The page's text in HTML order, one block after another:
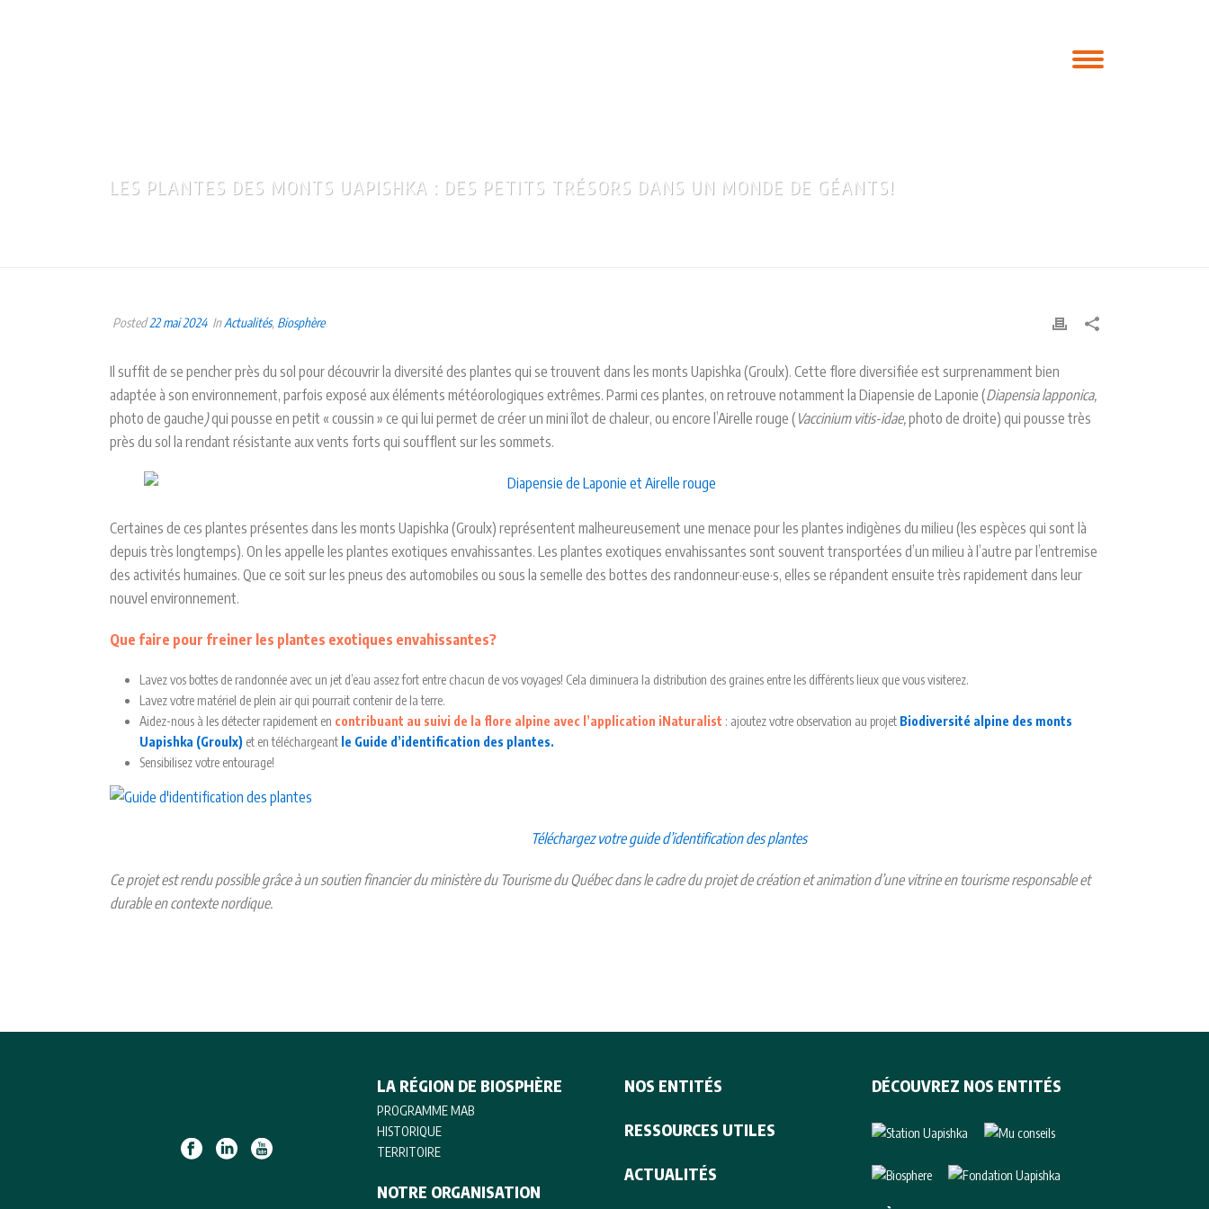
LES PLANTES DES MONTS UAPISHKA : DES PETITS TRÉSORS DANS UN MONDE DE GÉANTS!
Posted22 mai 2024 InActualités, Biosphère
Il suffit de se pencher près du sol pour découvrir la diversité des plantes qui se trouvent dans les monts Uapishka (Groulx). Cette flore diversifiée est surprenamment bien
adaptée à son environnement, parfois exposé aux éléments météorologiques extrêmes. Parmi ces plantes, on retrouve notamment la Diapensie de Laponie (Diapensia lapponica,
photo de gauche)qui pousse en petit « coussin » ce qui lui permet de créer un mini îlot de chaleur, ou encore l’Airelle rouge ( Vaccinium vitis-idae,photo de droite) qui pousse très
près du sol la rendant résistante aux vents forts qui soufflent sur les sommets.
Certaines de ces plantes présentes dans les monts Uapishka (Groulx) représentent malheureusement une menace pour les plantes indigènes du milieu (les espèces qui sont là
depuis très longtemps). On les appelle les plantes exotiques envahissantes. Les plantes exotiques envahissantes sont souvent transportées d’un milieu à l’autre par l’entremise
des activités humaines. Que ce soit sur les pneus des automobiles ou sous la semelle des bottes des randonneur·euse·s, elles se répandent ensuite très rapidement dans leur
nouvel environnement.
Que faire pour freiner les plantes exotiques envahissantes?
Lavez vos bottes de randonnée avec un jet d’eau assez fort entre chacun de vos voyages! Cela diminuera la distribution des graines entre les différents lieux que vous visiterez.
Lavez votre matériel de plein air qui pourrait contenir de la terre.
Aidez-nous à les détecter rapidement en contribuant au suivi de la flore alpine avec l’application iNaturalist : ajoutez votre observation au projet Biodiversité alpine des monts
Uapishka (Groulx) et en téléchargeant le Guide d’identification des plantes.
Sensibilisez votre entourage!
Téléchargez votre guide d’identification des plantes
Ce projet est rendu possible grâce à un soutien financier du ministère du Tourisme du Québec dans le cadre du projet de création et animation d’une vitrine en tourisme responsable et
durable en contexte nordique.
LA RÉGION DE BIOSPHÈRE
PROGRAMME MAB
HISTORIQUE
TERRITOIRE
NOTRE ORGANISATION
NOS ENTITÉS
RESSOURCES UTILES
ACTUALITÉS
DÉCOUVREZ NOS ENTITÉS